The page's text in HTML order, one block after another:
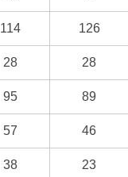
114 126
28 28
95 89
57 46
38 23